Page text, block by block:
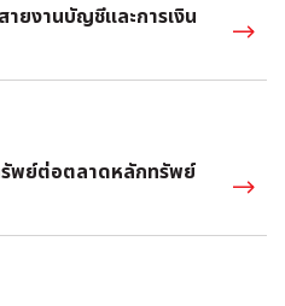
ยงานบัญชีและการเงิน
พย์ต่อตลาดหลักทรัพย์